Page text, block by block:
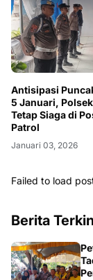
Antisipasi
5 Januari,
Tetap Siaga di
Patrol
Januari 03, 2026
Failed to load
Berita